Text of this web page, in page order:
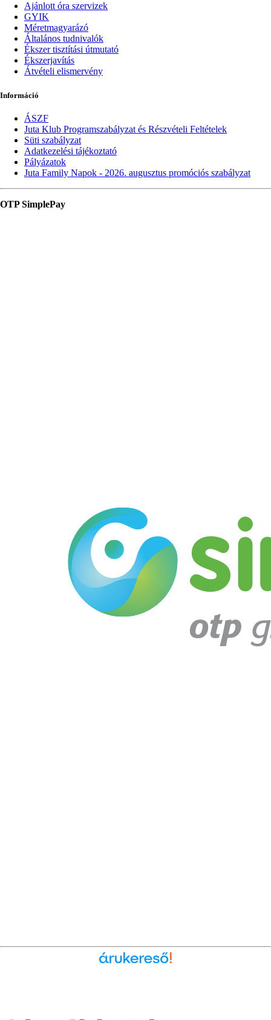
Ajánlott óra szervizek
GYIK
Méretmagyarázó
Általános tudnivalók
Ékszer tisztítási útmutató
Ékszerjavítás
Átvételi elismervény
Információ
ÁSZF
Juta Klub Programszabályzat és Részvételi Feltételek
Süti szabályzat
Adatkezelési tájékoztató
Pályázatok
Juta Family Napok - 2026. augusztus promóciós szabályzat
OTP SimplePay